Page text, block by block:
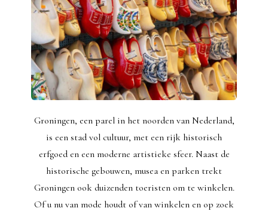
Groningen, een parel in het noorden van Nederland,
is een stad vol cultuur, met een rijk historisch
erfgoed en een moderne artistieke sfeer. Naast de
historische gebouwen, musea en parken trekt
Groningen ook duizenden toeristen om te winkelen.
Of u nu van mode houdt of van winkelen en op zoek